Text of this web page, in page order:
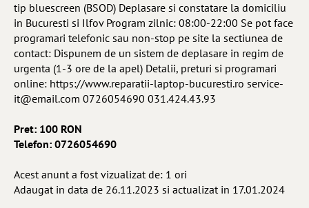
tip bluescreen (BSOD) Deplasare si constatare la domiciliu
in Bucuresti si Ilfov Program zilnic: 08:00-22:00 Se pot face
programari telefonic sau non-stop pe site la sectiunea de
contact: Dispunem de un sistem de deplasare in regim de
urgenta (1-3 ore de la apel) Detalii, preturi si programari
online: https://www.reparatii-laptop-bucuresti.ro service-
it@email.com 0726054690 031.424.43.93
Pret: 100 RON
Telefon: 0726054690
Acest anunt a fost vizualizat de: 1 ori
Adaugat in data de 26.11.2023 si actualizat in 17.01.2024